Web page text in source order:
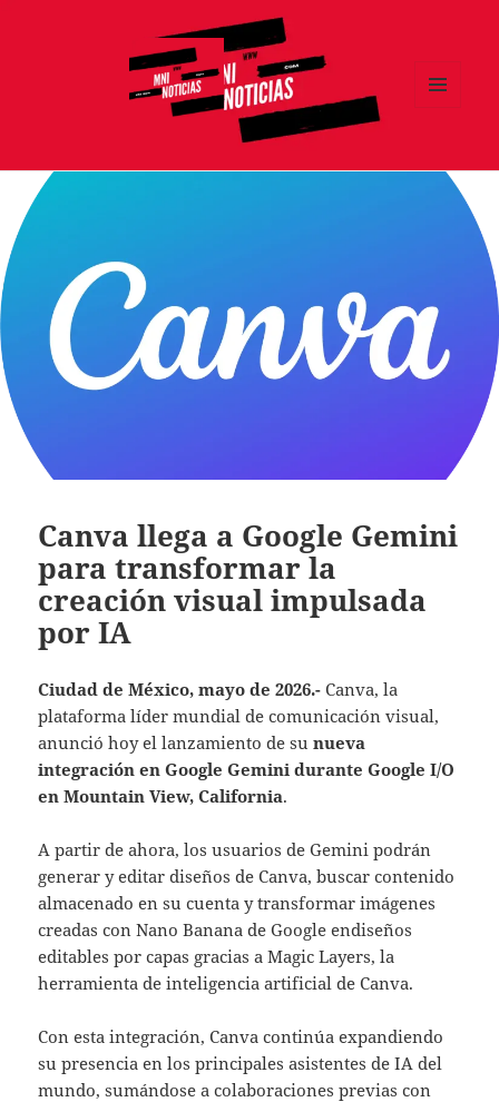
Canva llega a Google Gemini
para transformar la
creación visual impulsada
por IA
Ciudad de México, mayo de 2026.- Canva, la
plataforma líder mundial de comunicación visual,
anunció hoy el lanzamiento de sunueva
integración en Google Gemini durante Google I/O
en Mountain View, California.
A partir de ahora, los usuarios de Gemini podrán
generar y editar diseños de Canva, buscar contenido
almacenado en su cuenta y transformar imágenes
creadas con Nano Banana de Google endiseños
editables por capas gracias a Magic Layers, la
herramienta de inteligencia artificial de Canva.
Con esta integración, Canva continúa expandiendo
su presencia en los principales asistentes de IA del
mundo, sumándose a colaboraciones previas con